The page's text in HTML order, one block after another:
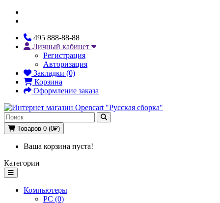
495 888-88-88
Личный кабинет
Регистрация
Авторизация
Закладки (0)
Корзина
Оформление заказа
Товаров 0 (0₽)
Ваша корзина пуста!
Категории
Компьютеры
PC (0)